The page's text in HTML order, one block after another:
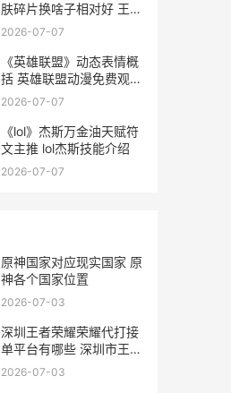
肤碎片换啥子相对好 王者
荣耀荣耀战区怎么修改别
2026-07-07
《英雄联盟》动态表情概
括 英雄联盟动漫免费观看
完整版
2026-07-07
《lol》杰斯万金油天赋符
文主推 lol杰斯技能介绍
2026-07-07
原神国家对应现实国家 原
神各个国家位置
2026-07-03
深圳王者荣耀荣耀代打接
单平台有哪些 深圳市王者
荣耀科技有限公司
2026-07-03